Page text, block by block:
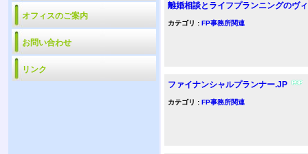
オフィスのご案内
お問い合わせ
リンク
離婚相談とライフプランニングのヴ
カテゴリ : FP事務所関連
ファイナンシャルプランナー.JP
カテゴリ : FP事務所関連